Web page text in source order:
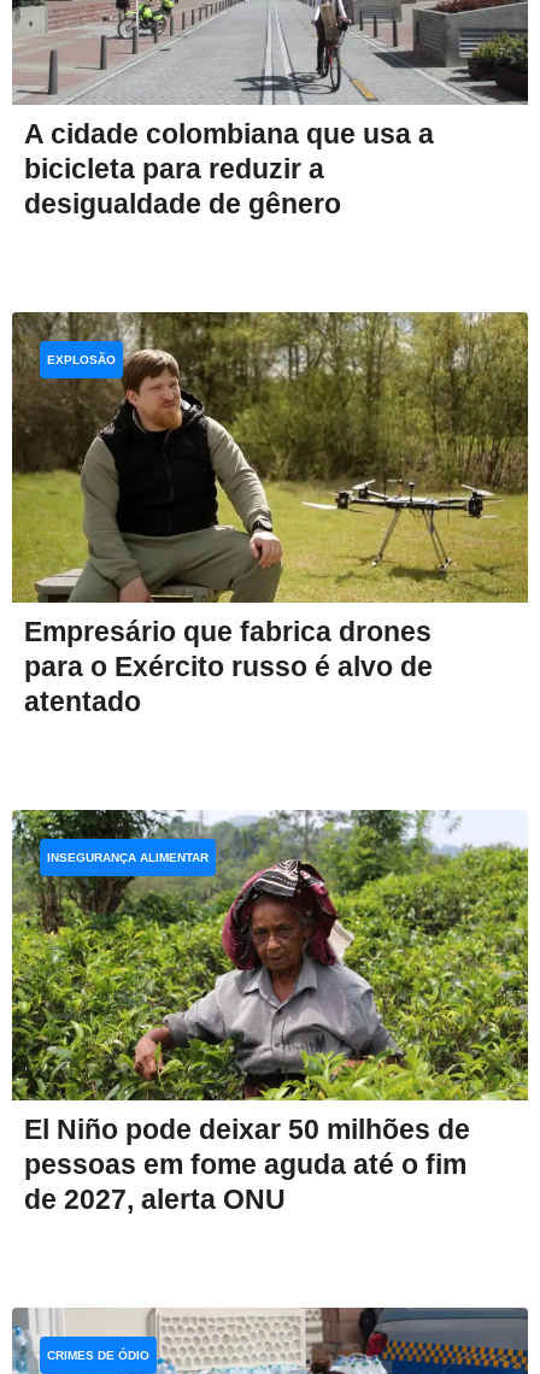
A cidade colombiana que usa a
bicicleta para reduzir a
desigualdade de gênero
Empresário que fabrica drones
para o Exército russo é alvo de
atentado
EXPLOSÃO
El Niño pode deixar 50 milhões de
pessoas em fome aguda até o fim
de 2027, alerta ONU
INSEGURANÇA ALIMENTAR
CRIMES DE ÓDIO